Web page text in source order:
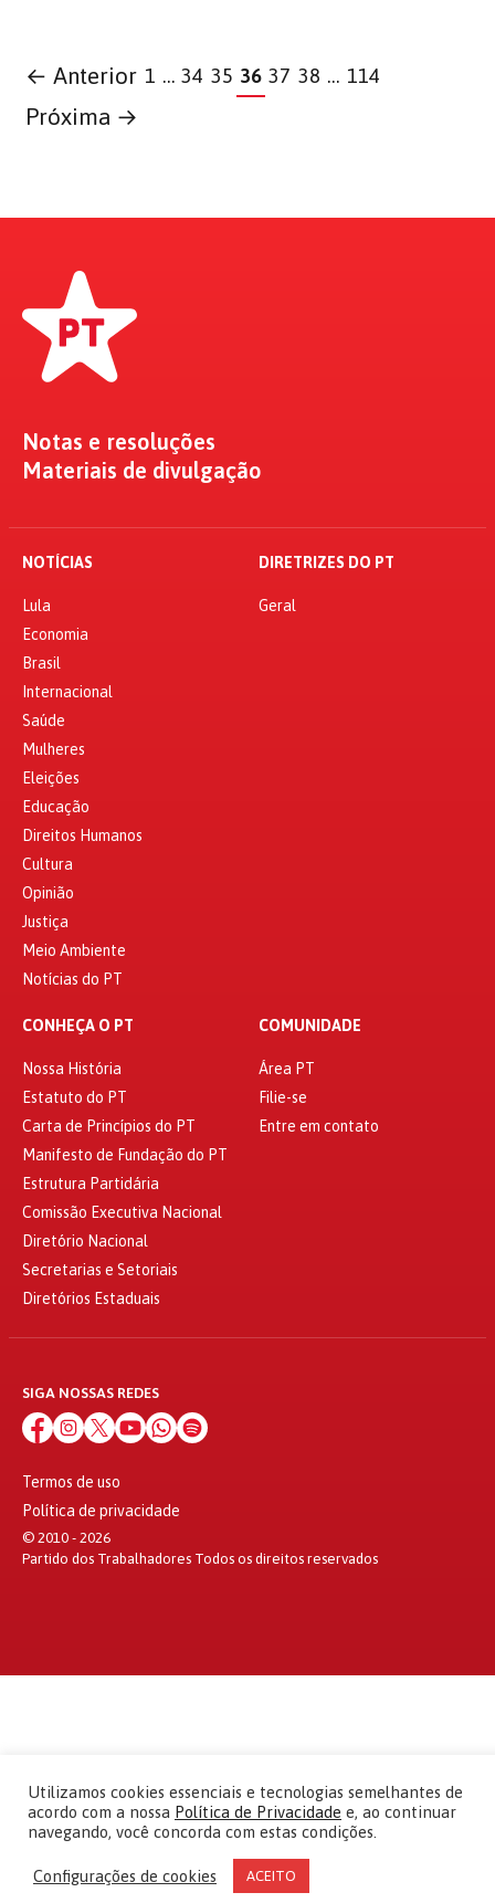
← Anterior 1 … 34 35 36 37 38 … 114
Próxima →
Notas e resoluções
Materiais de divulgação
NOTÍCIAS
Lula
Economia
Brasil
Internacional
Saúde
Mulheres
Eleições
Educação
Direitos Humanos
Cultura
Opinião
Justiça
Meio Ambiente
Notícias do PT
DIRETRIZES DO PT
Geral
CONHEÇA O PT
Nossa História
Estatuto do PT
Carta de Princípios do PT
Manifesto de Fundação do PT
Estrutura Partidária
Comissão Executiva Nacional
Diretório Nacional
Secretarias e Setoriais
Diretórios Estaduais
COMUNIDADE
Área PT
Filie-se
Entre em contato
SIGA NOSSAS REDES
Termos de uso
Política de privacidade
© 2010 - 2026
Partido dos Trabalhadores Todos os direitos reservados
Utilizamos cookies essenciais e tecnologias semelhantes de
acordo com a nossa Política de Privacidade e, ao continuar
navegando, você concorda com estas condições.
Configurações de cookies ACEITO